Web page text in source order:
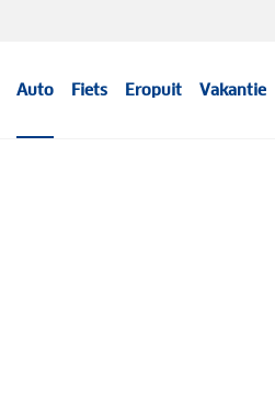
Auto Fiets Eropuit Vakantie